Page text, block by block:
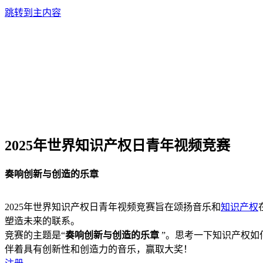
跳转到主内容
2025年世界知识产权日青年视频竞赛
奏响创新与创造的乐章
2025年世界知识产权日青年视频竞赛旨在颂扬音乐和知识产权
塑造未来的联系。
竞赛的主题是“奏响创新与创造的乐章 ”。思考一下知识产权
伴着具有创新性和创造力的音乐，赢取大奖！